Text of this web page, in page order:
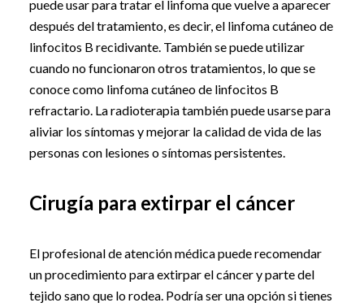
puede usar para tratar el linfoma que vuelve a aparecer
después del tratamiento, es decir, el linfoma cutáneo de
linfocitos B recidivante. También se puede utilizar
cuando no funcionaron otros tratamientos, lo que se
conoce como linfoma cutáneo de linfocitos B
refractario. La radioterapia también puede usarse para
aliviar los síntomas y mejorar la calidad de vida de las
personas con lesiones o síntomas persistentes.
Cirugía para extirpar el cáncer
El profesional de atención médica puede recomendar
un procedimiento para extirpar el cáncer y parte del
tejido sano que lo rodea. Podría ser una opción si tienes